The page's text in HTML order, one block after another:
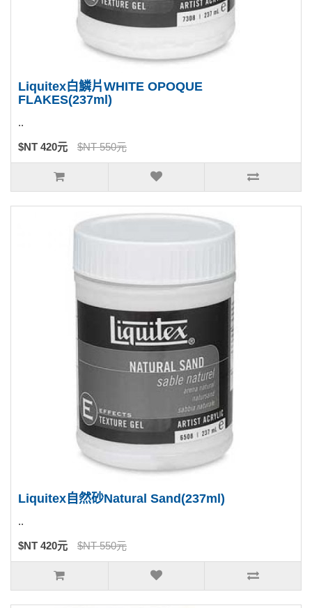
Liquitex白鱗片WHITE OPOQUE
FLAKES(237ml)
..
$NT 420元 $NT 550元
Liquitex自然砂Natural Sand(237ml)
..
$NT 420元 $NT 550元